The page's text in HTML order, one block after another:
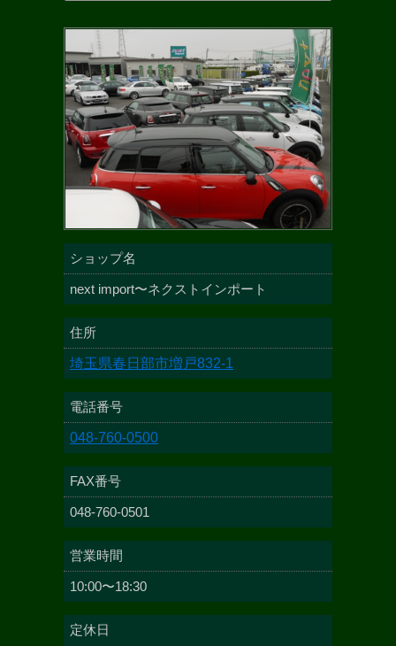
ショップ名
next import〜ネクストインポート
住所
埼玉県春日部市増戸832-1
電話番号
048-760-0500
FAX番号
048-760-0501
営業時間
10:00〜18:30
定休日